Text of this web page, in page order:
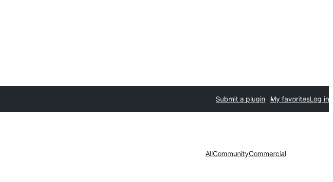
Submit a plugin My favoritesLog in
AllCommunityCommercial